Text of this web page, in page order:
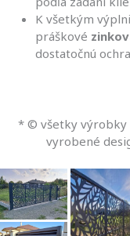
K všetkým
práškové
dostatočnú
* © všetky výrobky
vyrobené